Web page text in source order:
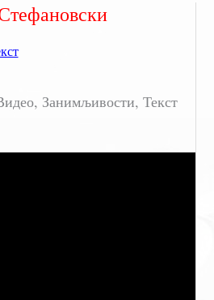
Занимљивости, Текст